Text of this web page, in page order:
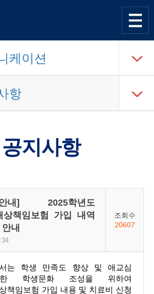
케이션
항
공지사항
내] 2025학년도
상책임보험 가입 내역
내
조회수
20607
서는 학생 만족도 향상 및 애교심
학생문화 조성을 위하여
책임보험 가입 내용 및 치료비 신청